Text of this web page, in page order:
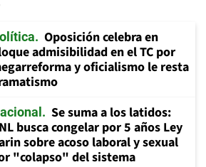
Oposición celebra en
admisibilidad en el TC por
y oficialismo le resta
Se suma a los latidos:
busca congelar por 5 años Ley
sobre acoso laboral y sexual
"colapso" del sistema